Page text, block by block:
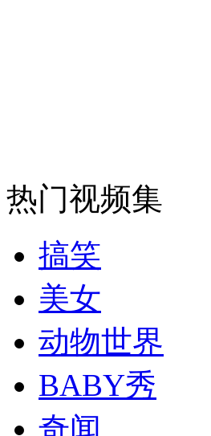
司机酒驾遇交警 急速倒车逃窜
热门视频集
搞笑
美女
动物世界
BABY秀
奇闻